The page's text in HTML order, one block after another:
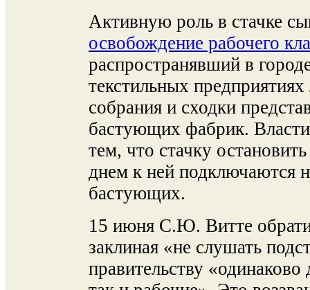
Активную роль в стачке
освобождение рабочего
распространявший в
текстильных
собрания и сходки
бастующих фабрик.
тем, что стачку
днем к ней подключаются
бастующих.
15 июня С.Ю. Витте
заклиная «не слушать
правительству